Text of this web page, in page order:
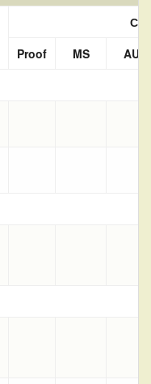
Proof
MS
AU